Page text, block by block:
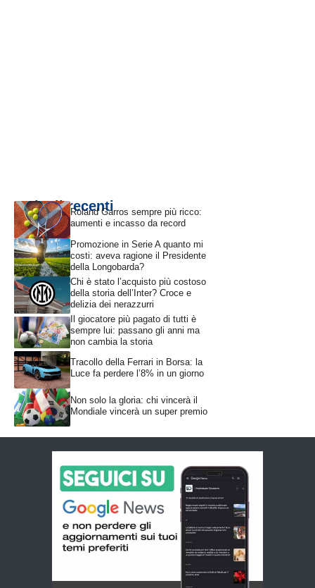
Articoli recentiRoland Garros sempre più ricco:
aumenti e incasso da record
Promozione in Serie A quanto mi
costi: aveva ragione il Presidente
della Longobarda?
Chi è stato l’acquisto più costoso
della storia dell’Inter? Croce e
delizia dei nerazzurri
Il giocatore più pagato di tutti è
sempre lui: passano gli anni ma
non cambia la storia
Tracollo della Ferrari in Borsa: la
Luce fa perdere l’8% in un giorno
Non solo la gloria: chi vincerà il
Mondiale vincerà un super premio